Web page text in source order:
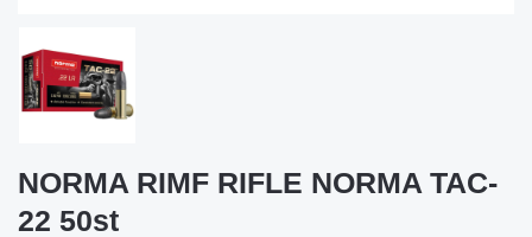
NORMA RIMF RIFLE NORMA TAC-
22 50st